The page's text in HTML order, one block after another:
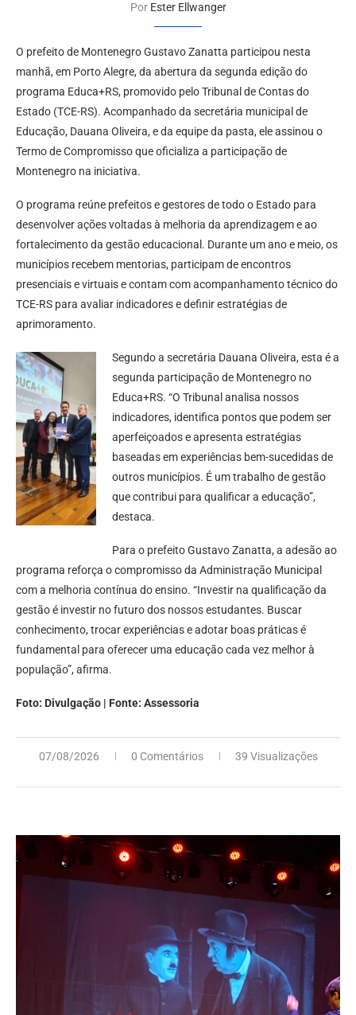
Por Ester Ellwanger
O prefeito de Montenegro Gustavo Zanatta participou nesta
manhã, em Porto Alegre, da abertura da segunda edição do
programa Educa+RS, promovido pelo Tribunal de Contas do
Estado (TCE-RS). Acompanhado da secretária municipal de
Educação, Dauana Oliveira, e da equipe da pasta, ele assinou o
Termo de Compromisso que oficializa a participação de
Montenegro na iniciativa.
O programa reúne prefeitos e gestores de todo o Estado para
desenvolver ações voltadas à melhoria da aprendizagem e ao
fortalecimento da gestão educacional. Durante um ano e meio, os
municípios recebem mentorias, participam de encontros
presenciais e virtuais e contam com acompanhamento técnico do
TCE-RS para avaliar indicadores e definir estratégias de
aprimoramento.
Segundo a secretária Dauana Oliveira, esta é a
segunda participação de Montenegro no
Educa+RS. “O Tribunal analisa nossos
indicadores, identifica pontos que podem ser
aperfeiçoados e apresenta estratégias
baseadas em experiências bem-sucedidas de
outros municípios. É um trabalho de gestão
que contribui para qualificar a educação”,
destaca.
Para o prefeito Gustavo Zanatta, a adesão ao
programa reforça o compromisso da Administração Municipal
com a melhoria contínua do ensino. “Investir na qualificação da
gestão é investir no futuro dos nossos estudantes. Buscar
conhecimento, trocar experiências e adotar boas práticas é
fundamental para oferecer uma educação cada vez melhor à
população”, afirma.
Foto: Divulgação | Fonte: Assessoria
07/08/2026 0 Comentários 39 Visualizações